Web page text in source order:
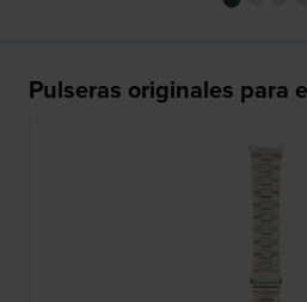
Pulseras originales para